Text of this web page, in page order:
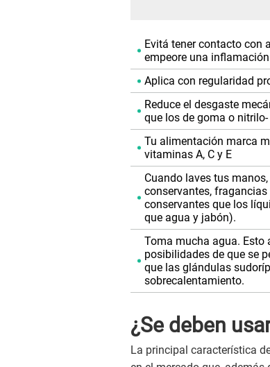
Evitá tener contacto con
empeore una
Aplica con regularidad
Reduce el desgaste
que los de goma o
Tu alimentación marca
vitaminas A, C y E
Cuando laves tus
conservantes,
conservantes que los
que agua y jabón).
Toma mucha agua. Esto
posibilidades de que se
que las glándulas
sobrecalentamiento.
¿Se deben
La principal característica